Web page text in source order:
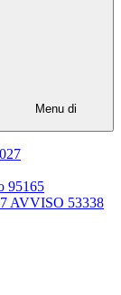
Menu di
95165
AVVISO 53338